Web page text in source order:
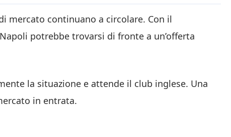
mercato continuano a circolare. Con il
potrebbe trovarsi di fronte a un’offerta
la situazione e attende il club inglese. Una
in entrata.